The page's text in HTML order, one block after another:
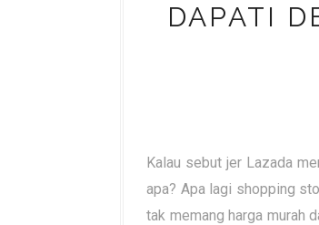
DAPATI
Kalau sebut jer Lazada
apa? Apa lagi shopping
tak memang harga murah